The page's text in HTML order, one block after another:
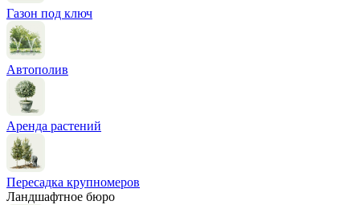
Газон под ключ
Автополив
Аренда растений
Пересадка крупномеров
Ландшафтное бюро